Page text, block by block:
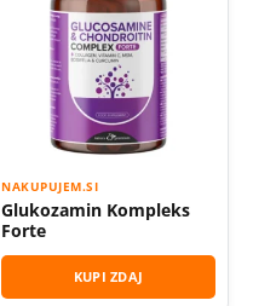
NAKUPUJEM.SI
Glukozamin Kompleks
Forte
KUPI ZDAJ